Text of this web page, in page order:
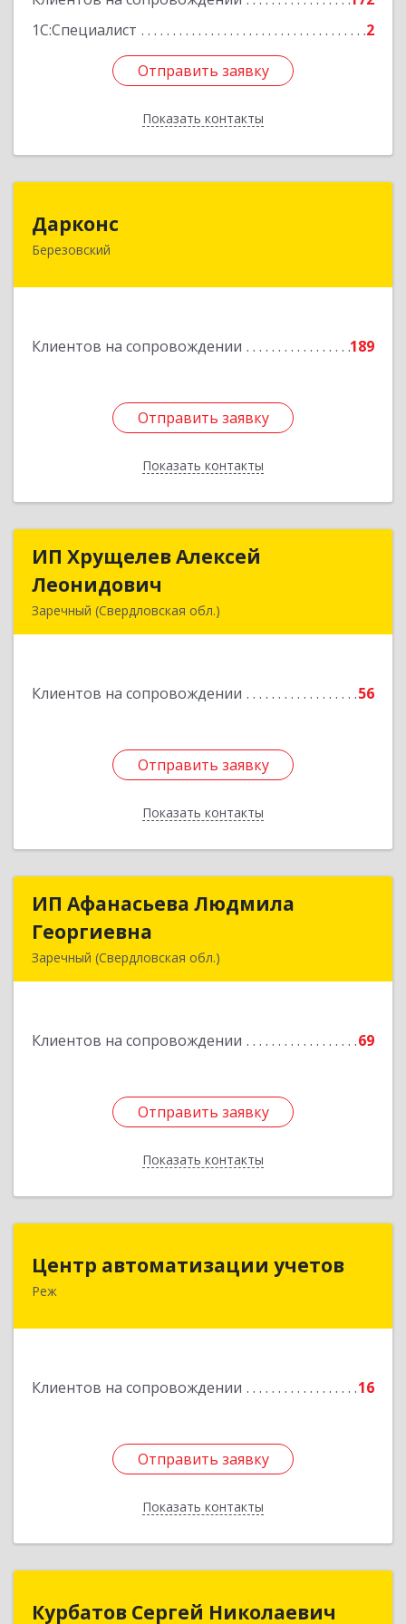
1С:Специалист
2
Отправить заявку
Показать контакты
Отправить заявку
Назад
Дарконс
Березовский
Клиентов на сопровождении 189
Отправить заявку
Показать контакты
623700, Свердловская обл, Березовский г,
Отправить заявку
Назад
ИП Хрущелев Алексей
Леонидович
Заречный (Свердловская обл.)
Клиентов на сопровождении 56
Отправить заявку
Показать контакты
ИП Хрущелев Алексей
Подробнее
Отправить заявку
Назад
ИП Афанасьева Людмила
Георгиевна
Заречный (Свердловская обл.)
Клиентов на сопровождении 69
Отправить заявку
Показать контакты
ИП Афанасьева Людмила
Подробнее
Отправить заявку
Назад
Центр автоматизации учетов
Реж
Клиентов на сопровождении 16
Отправить заявку
Показать контакты
623750, Свердловская обл, Режевской р-н, Реж
Отправить заявку
Назад
Курбатов Сергей Николаевич
Курбатов Сергей Николаевич